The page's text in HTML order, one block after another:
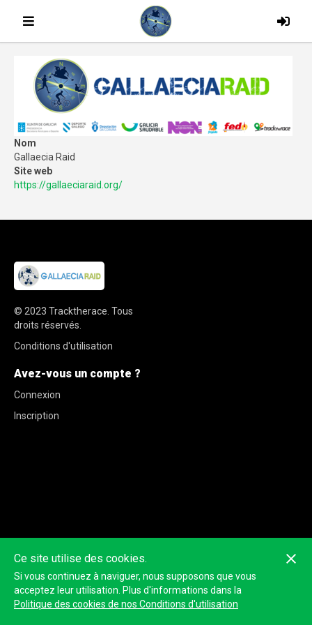
Nom
Gallaecia Raid
Site web
https://gallaeciaraid.org/
© 2023 Tracktherace. Tous
droits réservés.
Conditions d'utilisation
Avez-vous un compte ?
Connexion
Inscription
Ce site utilise des cookies.
Si vous continuez à naviguer, nous supposons que vous
acceptez leur utilisation. Plus d'informations dans la
Politique des cookies de nos Conditions d'utilisation